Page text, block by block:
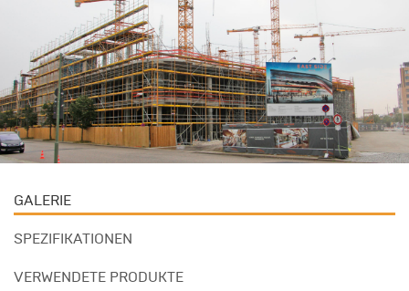
GALERIE
SPEZIFIKATIONEN
VERWENDETE PRODUKTE